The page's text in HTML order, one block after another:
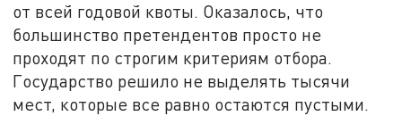
от всей годовой квоты. Оказалось, что
большинство претендентов просто не
проходят по строгим критериям отбора.
Государство решило не выделять тысячи
мест, которые все равно остаются пустыми.